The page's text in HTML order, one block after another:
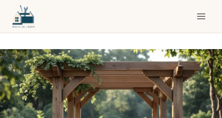
content